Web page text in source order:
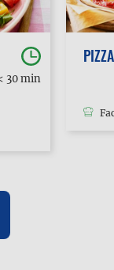
30 min